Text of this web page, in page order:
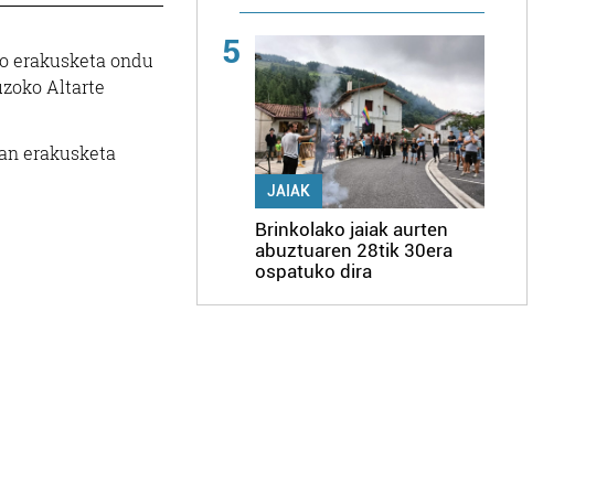
erakusketa ondu
Altarte
erakusketa
5
JAIAK
Brinkolako jaiak aurten
abuztuaren 28tik 30era
ospatuko dira